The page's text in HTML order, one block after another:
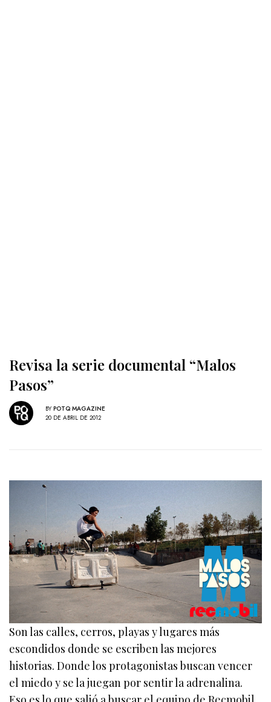
Revisa la serie documental “Malos
Pasos”
BY POTQ MAGAZINE
20 DE ABRIL DE 2012
Son las calles, cerros, playas y lugares más
escondidos donde se escriben las mejores
historias. Donde los protagonistas buscan vencer
el miedo y se la juegan por sentir la adrenalina.